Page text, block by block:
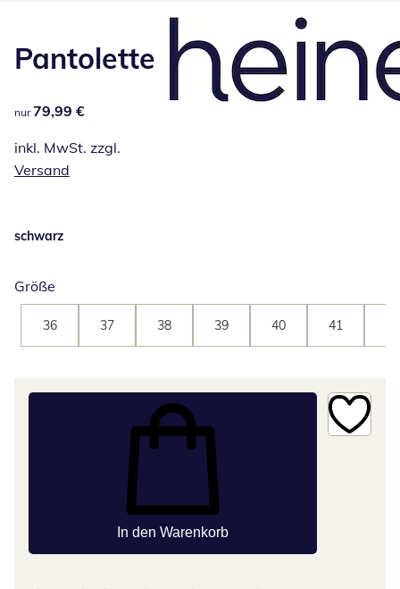
Pantolette
79,99 €
nur 79,99 €
inkl. MwSt. zzgl.
Versand
schwarz
Größe
36 37 38 39 40 41
In den Warenkorb